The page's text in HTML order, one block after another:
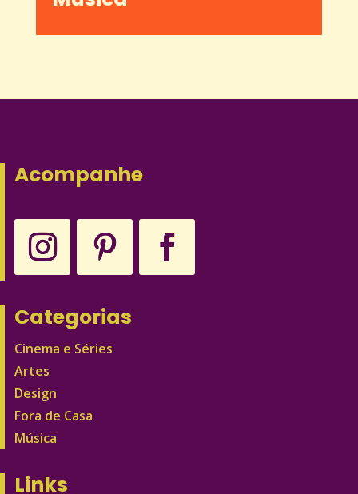
Acompanhe
Categorias
Cinema e Séries
Artes
Design
Fora de Casa
Música
Links